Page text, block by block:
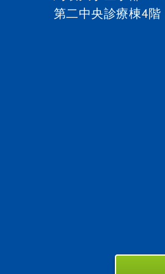
第二中央診療棟4階